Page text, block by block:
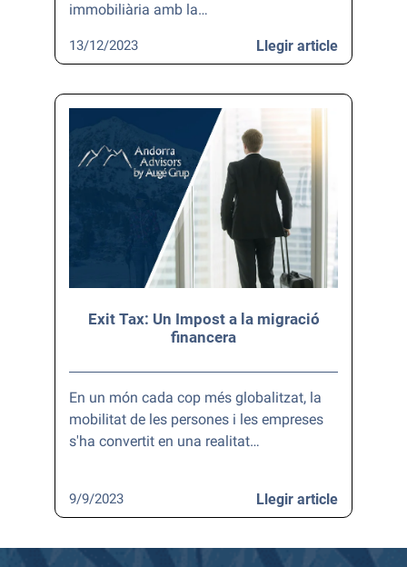
immobiliària amb la…
Llegir article
13/12/2023
Exit Tax: Un Impost a la migració
financera
En un món cada cop més globalitzat, la
mobilitat de les persones i les empreses
s'ha convertit en una realitat…
Llegir article
9/9/2023